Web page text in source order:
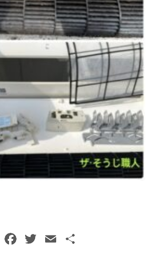
ご予約・お問い合わせ
0120-396-620
F T E